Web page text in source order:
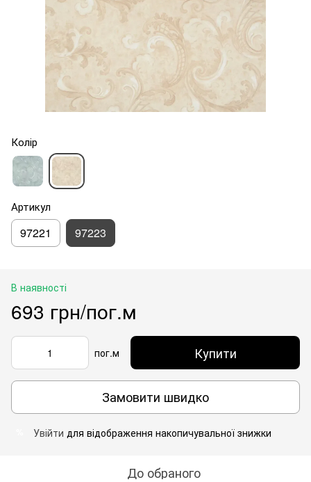
Колір
Артикул
97221 97223
В наявності
693 грн/пог.м
пог.м Купити
Замовити швидко
Увійти для відображення накопичувальної знижки
До обраного